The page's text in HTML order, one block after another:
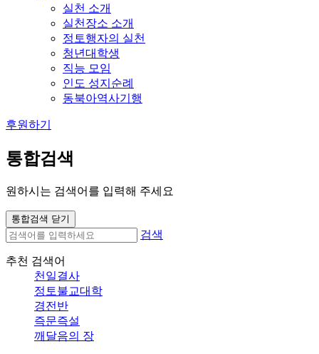
실천 소개
실천장소 소개
정토행자의 실천
청년대학생
직능 모임
인도 성지순례
동북아역사기행
후원하기
통합검색
원하시는 검색어를 입력해 주세요
통합검색 닫기
검색
추천 검색어
천일결사
정토불교대학
경전반
즉문즉설
깨달음의 장